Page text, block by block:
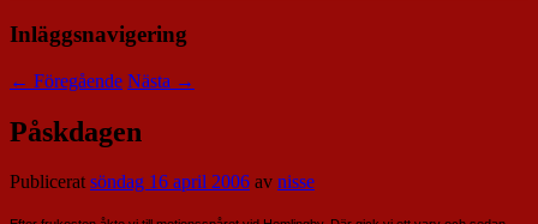
Inläggsnavigering
← Föregående Nästa →
Påskdagen
Publiceratsöndag 16 april 2006 av nisse